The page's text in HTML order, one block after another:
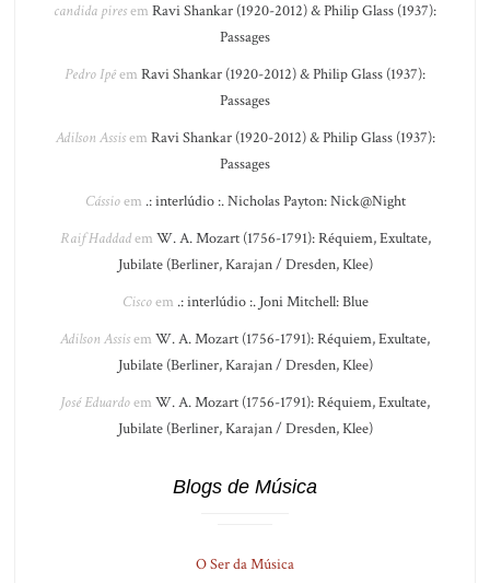
candida piresem Ravi Shankar (1920-2012) & Philip Glass (1937):
Passages
Pedro Ipêem Ravi Shankar (1920-2012) & Philip Glass (1937):
Passages
Adilson Assisem Ravi Shankar (1920-2012) & Philip Glass (1937):
Passages
Cássioem .: interlúdio :. Nicholas Payton: Nick@Night
Raif Haddadem W. A. Mozart (1756-1791): Réquiem, Exultate,
Jubilate (Berliner, Karajan / Dresden, Klee)
Ciscoem .: interlúdio :. Joni Mitchell: Blue
Adilson Assisem W. A. Mozart (1756-1791): Réquiem, Exultate,
Jubilate (Berliner, Karajan / Dresden, Klee)
José Eduardoem W. A. Mozart (1756-1791): Réquiem, Exultate,
Jubilate (Berliner, Karajan / Dresden, Klee)
Blogs de Música
O Ser da Música